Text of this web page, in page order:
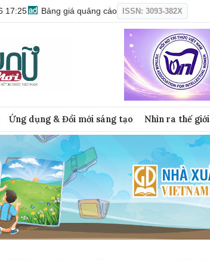
17:25 Bảng giá quảng cáo ISSN: 3093-382X
Ứng dụng & Đổi mới sáng tạo Nhìn ra thế giới